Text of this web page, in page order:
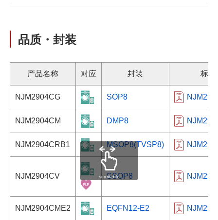
品质・封装
产品名称 对应 封装 标注
NJM2904CG SOP8
NJM2904CM DMP8
NJM2904CRB1 MSOP8(TVSP8)
NJM2904CV SSOP8
NJM2904CME2 EQFN12-E2
scrollable